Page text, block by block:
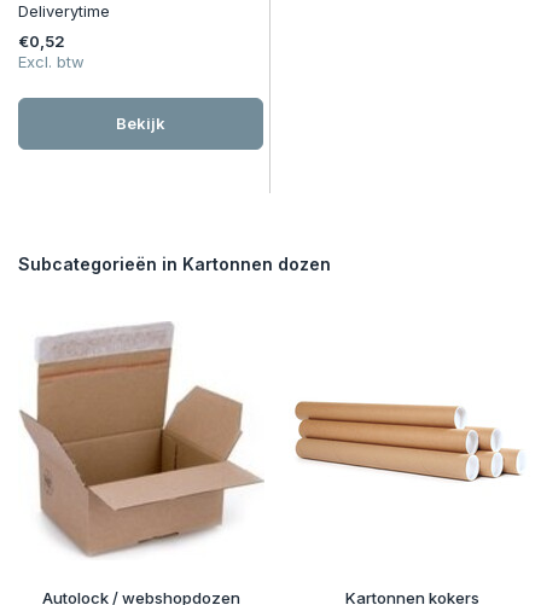
Deliverytime
€0,52
Excl. btw
Bekijk
Subcategorieën in Kartonnen dozen
Autolock / webshopdozen Kartonnen kokers